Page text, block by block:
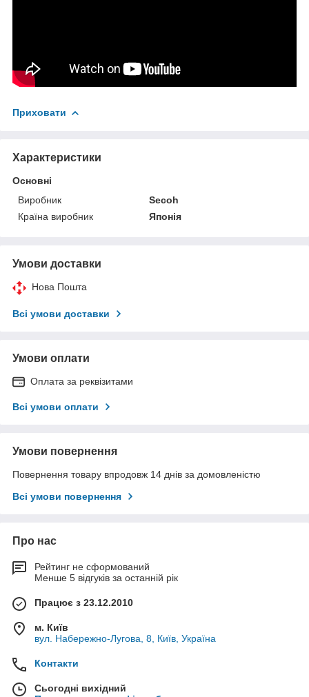
Приховати
Характеристики
Основні
Виробник
Secoh
Країна виробник
Японія
Умови доставки
Нова Пошта
Всі умови доставки
Умови оплати
Оплата за реквізитами
Всі умови оплати
Умови повернення
Повернення товару впродовж 14 днів за домовленістю
Всі умови повернення
Про нас
Рейтинг не сформований
Менше 5 відгуків за останній рік
Працює з 23.12.2010
м. Київ
вул. Набережно-Лугова, 8, Київ, Україна
Контакти
Сьогодні вихідний